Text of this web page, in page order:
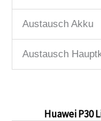
Austausch Akku
Austausch
Huawei P30